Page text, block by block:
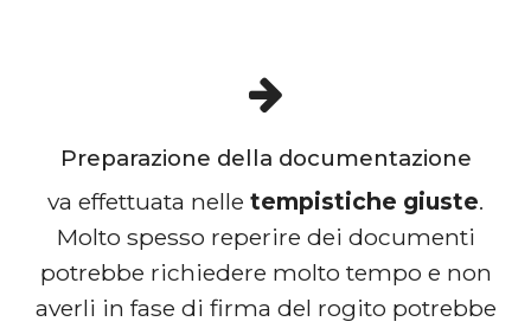
Preparazione della documentazione
va effettuata nelle tempistiche giuste.
Molto spesso reperire dei documenti
potrebbe richiedere molto tempo e non
averli in fase di firma del rogito potrebbe